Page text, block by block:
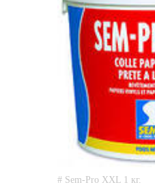
# Sem-Pro XXL 1 кг.